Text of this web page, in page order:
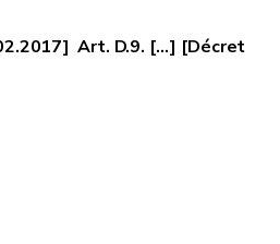
Art. D.9. [...] [Décret